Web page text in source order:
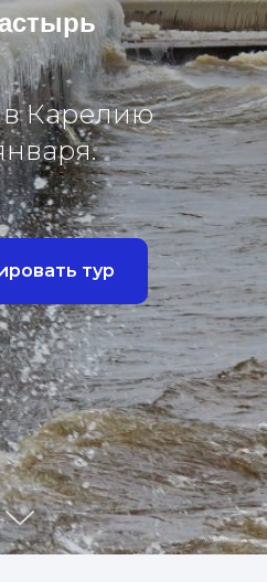
в Карелию
тур